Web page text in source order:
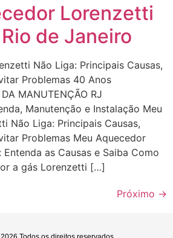
Lorenzetti
de Janeiro
Não Liga: Principais Causas,
Problemas 40 Anos
MANUTENÇÃO RJ
Manutenção e Instalação Meu
Não Liga: Principais Causas,
Problemas Meu Aquecedor
as Causas e Saiba Como
a gás Lorenzetti […]
Próximo →